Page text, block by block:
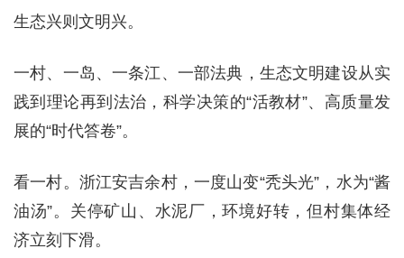
生态兴则文明兴。
一村、一岛、一条江、一部法典，生态文明建设从实
践到理论再到法治，科学决策的“活教材”、高质量发
展的“时代答卷”。
看一村。浙江安吉余村，一度山变“秃头光”，水为“酱
油汤”。关停矿山、水泥厂，环境好转，但村集体经
济立刻下滑。